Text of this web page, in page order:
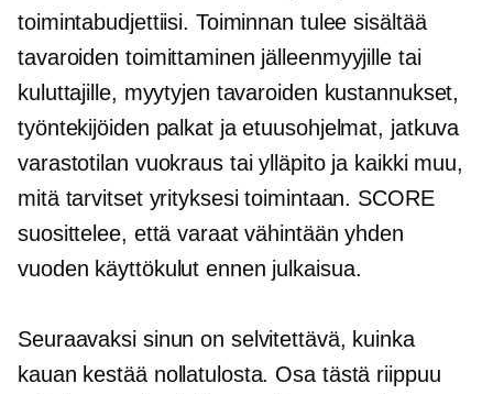
toimintabudjettiisi. Toiminnan tulee sisältää
tavaroiden toimittaminen jälleenmyyjille tai
kuluttajille, myytyjen tavaroiden kustannukset,
työntekijöiden palkat ja etuusohjelmat, jatkuva
varastotilan vuokraus tai ylläpito ja kaikki muu,
mitä tarvitset yrityksesi toimintaan. SCORE
suosittelee, että varaat vähintään yhden
vuoden käyttökulut ennen julkaisua.
Seuraavaksi sinun on selvitettävä, kuinka
kauan kestää nollatulosta. Osa tästä riippuu